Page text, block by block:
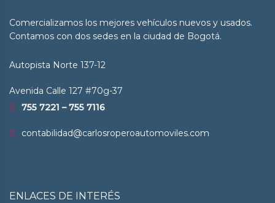
Comercializamos los mejores vehículos nuevos y usados.
Contamos con dos sedes en la ciudad de Bogotá.
Autopista Norte 137-12
Avenida Calle 127 #70g-37
755 7221 – 755 7116
contabilidad@carlosroperoautomoviles.com
ENLACES DE INTERÉS